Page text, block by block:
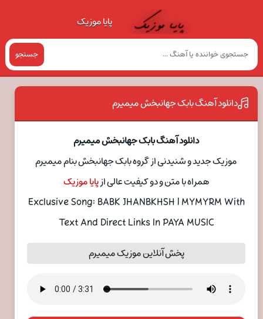
پایا موزیک
جستجو
دانلود آهنگ بابک جهانبخش میمیرم
دانلود آهنگ بابک جهانبخش میمیرم
موزیک جدید و شنیدنی از گروه بابک جهانبخش بنام میمیرم
همراه با متن و دو کیفیت عالی ازپایا موزیک
Exclusive Song: BABK JHANBKHSH | MYMYRM With
Text And Direct Links In PAYA MUSIC
پخش آنلاین موزیک میمیرم